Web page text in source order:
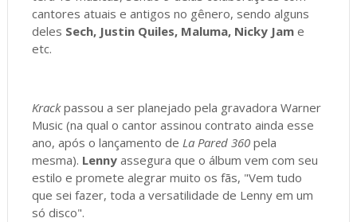
cantores atuais e antigos no gênero, sendo alguns
deles Sech, Justin Quiles, Maluma, Nicky Jame
etc.
Krackpassou a ser planejado pela gravadora Warner
Music (na qual o cantor assinou contrato ainda esse
ano, após o lançamento de La Pared 360pela
mesma). Lenny assegura que o álbum vem com seu
estilo e promete alegrar muito os fãs, "Vem tudo
que sei fazer, toda a versatilidade de Lenny em um
só disco".